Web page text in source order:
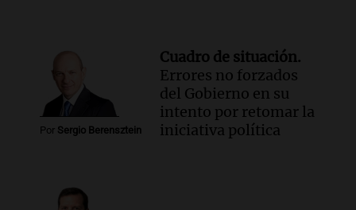
Por Sergio Berensztein
Cuadro de situación.
Errores no forzados
del Gobierno en su
intento por retomar la
iniciativa política